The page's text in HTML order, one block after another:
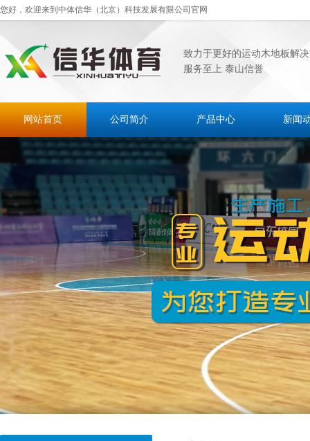
您好，欢迎来到中体信华（北京）科技发展有限公司官网
致力于更好的运动木地板解
服务至上 泰山信誉
网站首页 公司简介 产品中心 新闻